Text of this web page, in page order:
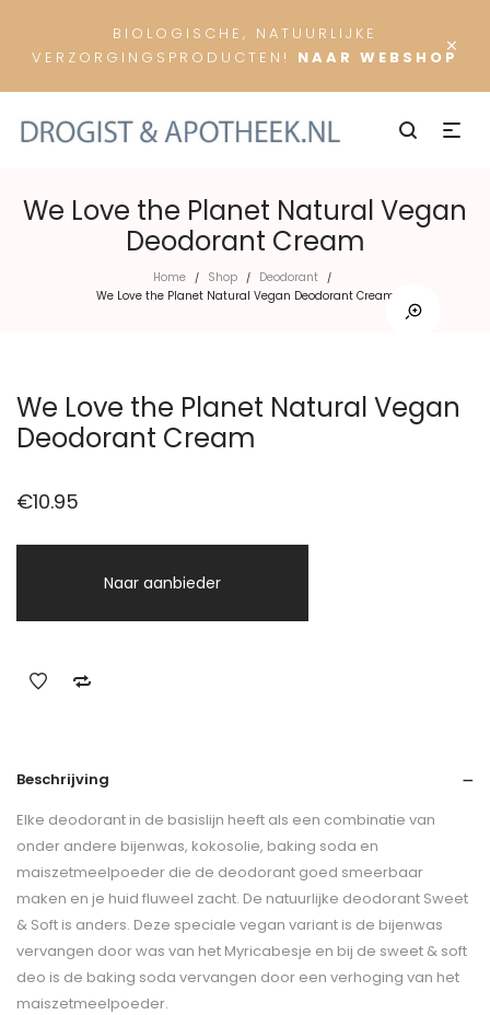
×
BIOLOGISCHE, NATUURLIJKE
VERZORGINGSPRODUCTEN! NAAR WEBSHOP
We Love the Planet Natural Vegan
Deodorant Cream
Home / Shop / Deodorant /
We Love the Planet Natural Vegan Deodorant Cream
We Love the Planet Natural Vegan
Deodorant Cream
€10.95
Naar aanbieder
Beschrijving
Elke deodorant in de basislijn heeft als een combinatie van
onder andere bijenwas, kokosolie, baking soda en
maiszetmeelpoeder die de deodorant goed smeerbaar
maken en je huid fluweel zacht. De natuurlijke deodorant Sweet
& Soft is anders. Deze speciale vegan variant is de bijenwas
vervangen door was van het Myricabesje en bij de sweet & soft
deo is de baking soda vervangen door een verhoging van het
maiszetmeelpoeder.